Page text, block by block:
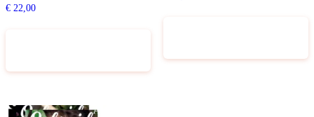
€ 22,00
Aanbieding!